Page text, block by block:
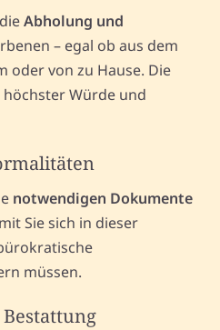
Abholung und
– egal ob aus dem
oder von zu Hause. Die
Würde und
notwendigen Dokumente
Sie sich in dieser
müssen.